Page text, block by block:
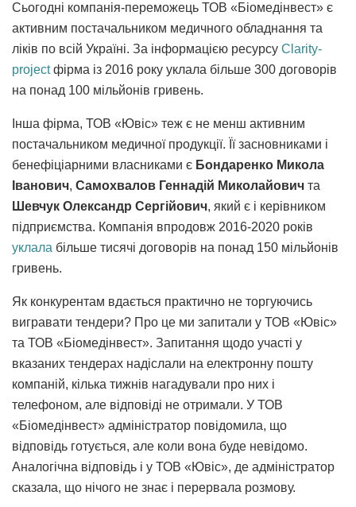
Сьогодні компанія-переможець ТОВ «Біомедінвест» є
активним постачальником медичного обладнання та
ліків по всій Україні. За інформацією ресурсу Clarity-
projectфірма із 2016 року уклала більше 300 договорів
на понад 100 мільйонів гривень.
Інша фірма, ТОВ «Ювіс» теж є не менш активним
постачальником медичної продукції. Її засновниками і
бенефіціарними власниками є Бондаренко Микола
Іванович, Самохвалов Геннадій Миколайович та
Шевчук Олександр Сергійович, який є і керівником
підприємства. Компанія впродовж 2016-2020 років
уклала більше тисячі договорів на понад 150 мільйонів
гривень.
Як конкурентам вдається практично не торгуючись
вигравати тендери? Про це ми запитали у ТОВ «Ювіс»
та ТОВ «Біомедінвест». Запитання щодо участі у
вказаних тендерах надіслали на електронну пошту
компаній, кілька тижнів нагадували про них і
телефоном, але відповіді не отримали. У ТОВ
«Біомедінвест» адміністратор повідомила, що
відповідь готується, але коли вона буде невідомо.
Аналогічна відповідь і у ТОВ «Ювіс», де адміністратор
сказала, що нічого не знає і перервала розмову.